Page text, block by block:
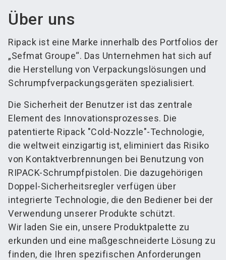
Über uns
Ripack ist eine Marke innerhalb des Portfolios der
„Sefmat Groupe“. Das Unternehmen hat sich auf
die Herstellung von Verpackungslösungen und
Schrumpfverpackungsgeräten spezialisiert.
Die Sicherheit der Benutzer ist das zentrale
Element des Innovationsprozesses. Die
patentierte Ripack "Cold-Nozzle"-Technologie,
die weltweit einzigartig ist, eliminiert das Risiko
von Kontaktverbrennungen bei Benutzung von
RIPACK-Schrumpfpistolen. Die dazugehörigen
Doppel-Sicherheitsregler verfügen über
integrierte Technologie, die den Bediener bei der
Verwendung unserer Produkte schützt.
Wir laden Sie ein, unsere Produktpalette zu
erkunden und eine maßgeschneiderte Lösung zu
finden, die Ihren spezifischen Anforderungen